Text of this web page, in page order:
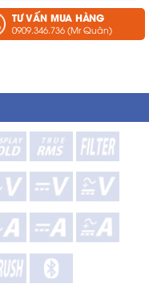
TƯ VẤN MUA HÀNG
0909.346.736 (Mr Quân)